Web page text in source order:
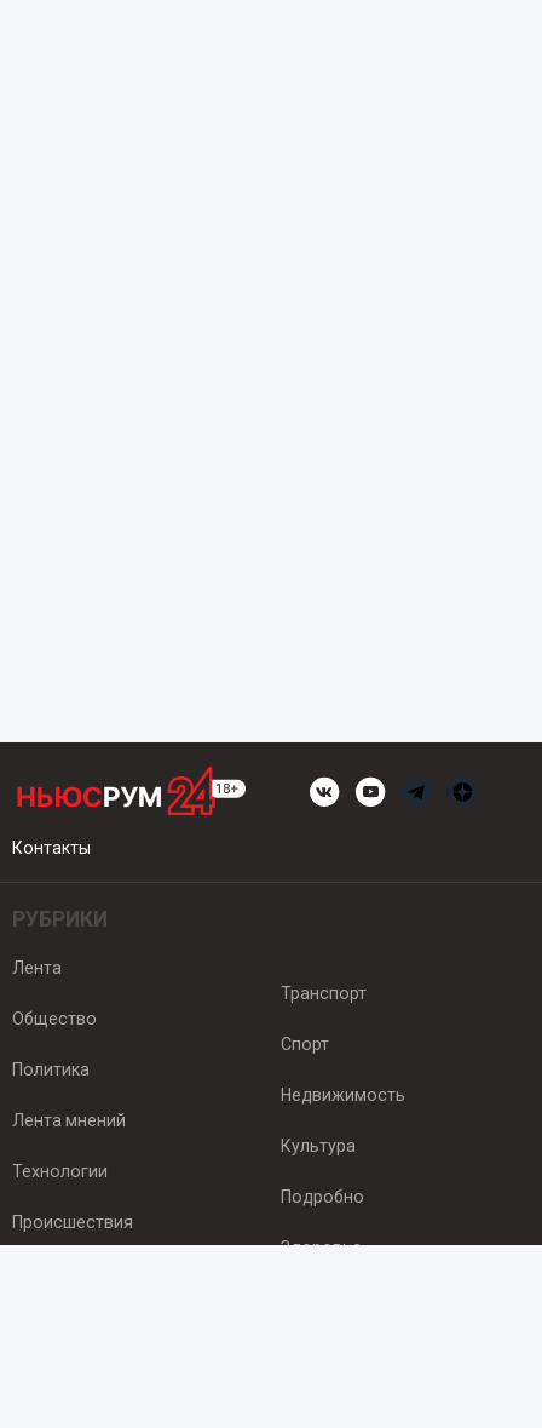
Контакты
РУБРИКИ
Лента
Общество
Политика
Лента мнений
Технологии
Происшествия
Транспорт
Спорт
Недвижимость
Культура
Подробно
Здоровье